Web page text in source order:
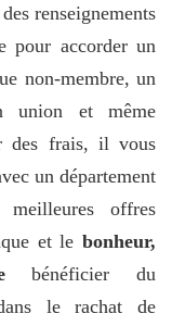
renseignements
pour accorder un
non-membre, un
union et même
des frais, il vous
un département
offres
et le bonheur,
bénéficier du
le rachat de